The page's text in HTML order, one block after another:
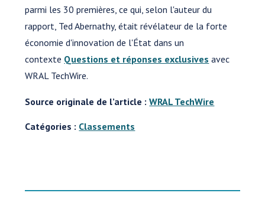
parmi les 30 premières, ce qui, selon l'auteur du
rapport, Ted Abernathy, était révélateur de la forte
économie d'innovation de l'État dans un
contexte Questions et réponses exclusives avec
WRAL TechWire.
Source originale de l’article :WRAL TechWire
Catégories : Classements